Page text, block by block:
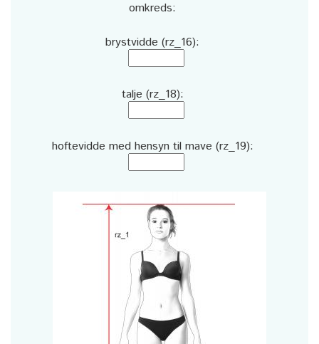
omkreds:
brystvidde (rz_16):
talje (rz_18):
hoftevidde med hensyn til mave (rz_19):